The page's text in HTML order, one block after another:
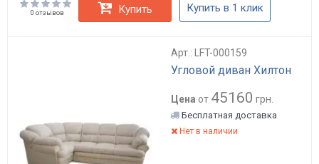
0 отзывов Купить Купить в 1 клик
Арт.: LFT-000159
Угловой диван Хилтон
Цена от 45160 грн.
Бесплатная доставка
Нет в наличии